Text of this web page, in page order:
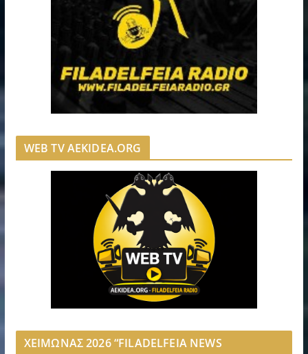
WEB TV AEKIDEA.ORG
ΧΕΙΜΩΝΑΣ 2026 “FILADELFEIA NEWS